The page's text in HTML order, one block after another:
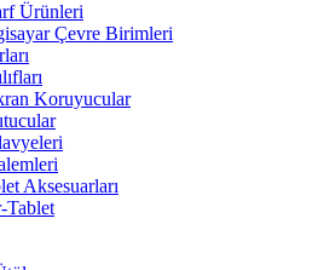
Ürünleri
Çevre Birimleri
Koruyucular
Aksesuarları
Tablet